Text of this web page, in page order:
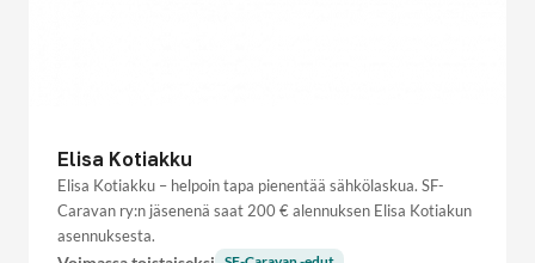
Elisa Kotiakku
Elisa Kotiakku – helpoin tapa pienentää sähkölaskua. SF-
Caravan ry:n jäsenenä saat 200 € alennuksen Elisa Kotiakun
asennuksesta.